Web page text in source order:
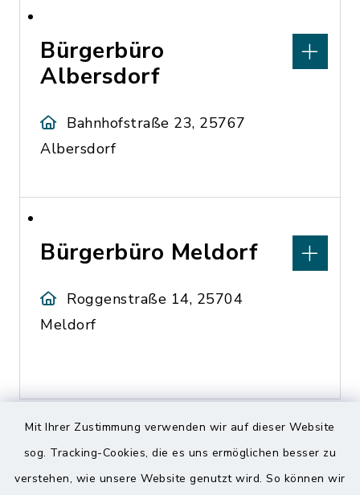
Mit Ihrer Zustimmung verwenden wir auf dieser Website
sog. Tracking-Cookies, die es uns ermöglichen besser zu
verstehen, wie unsere Website genutzt wird. So können wir
Bürgerbüro
Albersdorf
Bahnhofstraße 23, 25767
Albersdorf
Bürgerbüro Meldorf
Roggenstraße 14, 25704
Meldorf
C